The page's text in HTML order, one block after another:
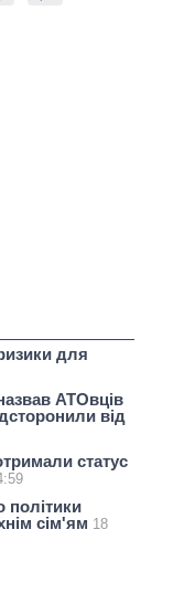
для
АТОвців
від
статус
політики
сім'ям 18